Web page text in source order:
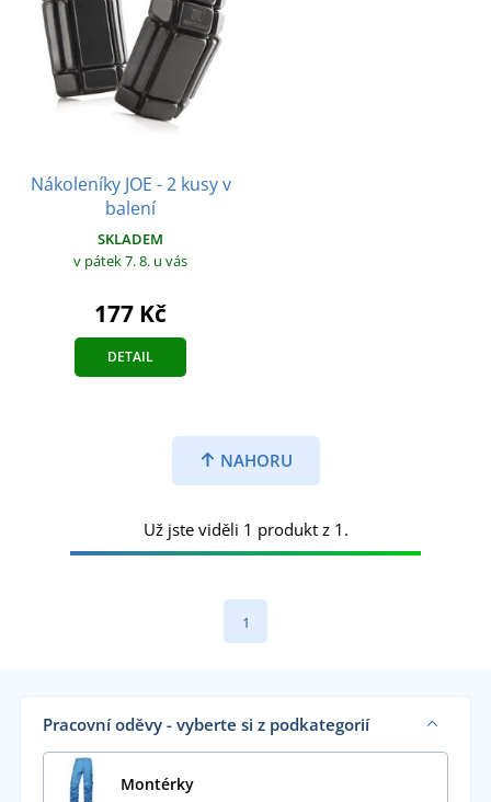
Nákoleníky JOE - 2 kusy v
balení
SKLADEM
v pátek 7. 8. u vás
177 Kč
DETAIL
NAHORU
Už jste viděli 1 produkt z 1.
1
Pracovní oděvy - vyberte si z podkategorií
Montérky